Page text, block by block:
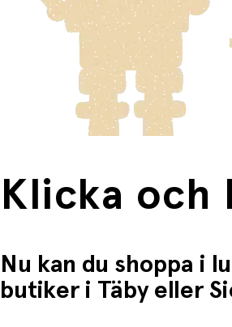
Fri frakt när du handlar för mer än
Klicka och
Nu kan du shoppa i
butiker i Täby eller